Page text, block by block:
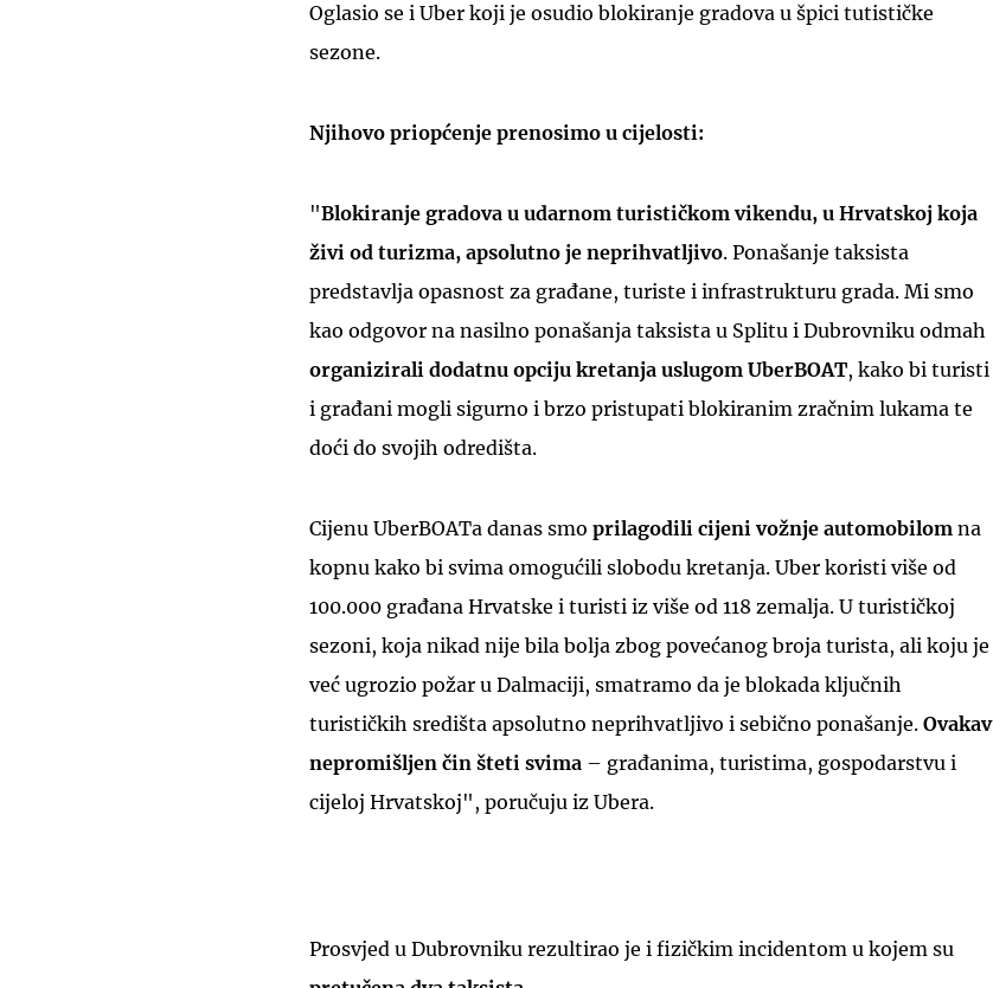
Oglasio se i Uber koji je osudio blokiranje gradova u špici tutističke
sezone.
Njihovo priopćenje prenosimo u cijelosti:
"Blokiranje gradova u udarnom turističkom vikendu, u Hrvatskoj koja
živi od turizma, apsolutno je neprihvatljivo. Ponašanje taksista
predstavlja opasnost za građane, turiste i infrastrukturu grada. Mi smo
kao odgovor na nasilno ponašanja taksista u Splitu i Dubrovniku odmah
organizirali dodatnu opciju kretanja uslugom UberBOAT, kako bi turisti
i građani mogli sigurno i brzo pristupati blokiranim zračnim lukama te
doći do svojih odredišta.
Cijenu UberBOATa danas smo prilagodili cijeni vožnje automobilom na
kopnu kako bi svima omogućili slobodu kretanja. Uber koristi više od
100.000 građana Hrvatske i turisti iz više od 118 zemalja. U turističkoj
sezoni, koja nikad nije bila bolja zbog povećanog broja turista, ali koju je
već ugrozio požar u Dalmaciji, smatramo da je blokada ključnih
turističkih središta apsolutno neprihvatljivo i sebično ponašanje. Ovakav
nepromišljen čin šteti svima – građanima, turistima, gospodarstvu i
cijeloj Hrvatskoj", poručuju iz Ubera.
Prosvjed u Dubrovniku rezultirao je i fizičkim incidentom u kojem su